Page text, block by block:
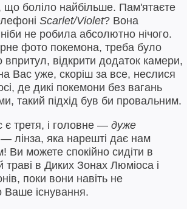
що боліло найбільше. Пам'ятаєте
Scarlet/Violet? Вона
не робила абсолютно нічого.
фото покемона, треба було
впритул, відкрити додаток камери,
Вас уже, скоріш за все, неслися
де дикі покемони без вагань
такий підхід був би провальним.
є третя, і головне — дуже
— лінза, яка нарешті дає нам
Ви можете спокійно сидіти в
траві в Диких Зонах Люміоса і
поки вони навіть не
Ваше існування.